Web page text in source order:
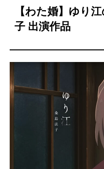
【わた婚】ゆり
子 出演作品